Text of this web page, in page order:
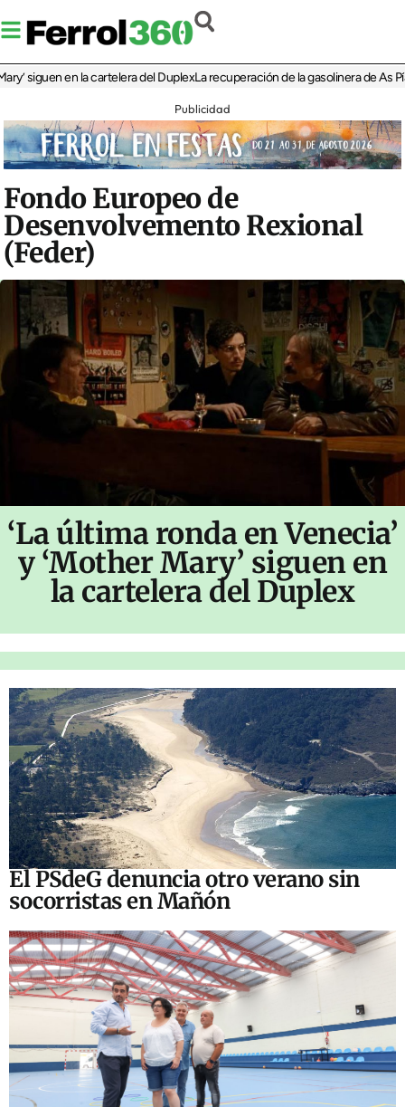
siguen en la cartelera del DuplexLa recuperación de la gasolinera de As Pías
Publicidad
Fondo Europeo de
Desenvolvemento Rexional
(Feder)
‘La última ronda en Venecia’
y ‘Mother Mary’ siguen en
la cartelera del Duplex
El PSdeG denuncia otro verano sin
socorristas en Mañón